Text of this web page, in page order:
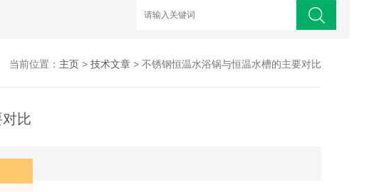
当前位置： 主页> 技术文章> 不锈钢恒温水浴锅与恒温水槽的主要对比
比